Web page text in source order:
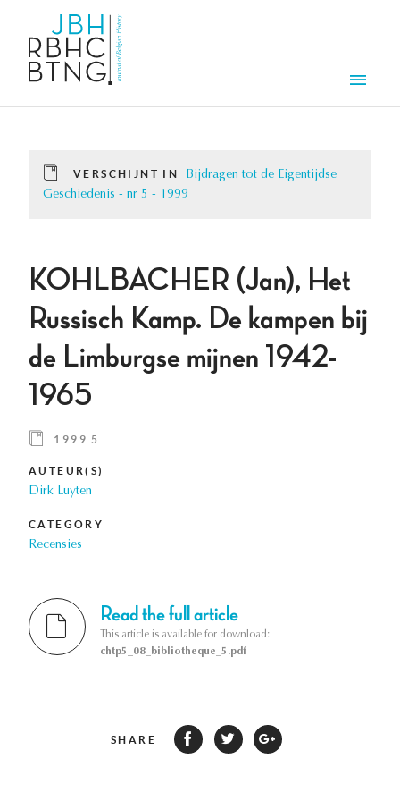
VERSCHIJNT IN
Bijdragen tot de Eigentijdse
Geschiedenis - nr 5 - 1999
KOHLBACHER (Jan), Het
Russisch Kamp. De kampen bij
de Limburgse mijnen 1942-
1965
1999 5
AUTEUR(S)
Dirk Luyten
CATEGORY
Recensies
Read the full article
This article is available for download:
chtp5_08_bibliotheque_5.pdf
SHARE